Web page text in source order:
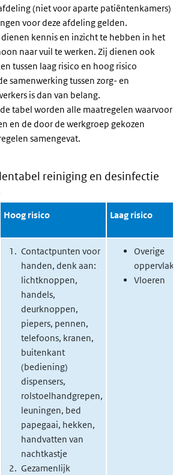
(niet voor aparte patiëntenkamers)
voor deze afdeling gelden.
kennis en inzicht te hebben in het
naar vuil te werken. Zij dienen ook
tussen laag risico en hoog risico
samenwerking tussen zorg- en
is dan van belang.
worden alle maatregelen waarvoor
en de door de werkgroep gekozen
samengevat.
reiniging en desinfectie
Hoog risico Laag risico
Contactpunten voor
handen, denk aan:
lichtknoppen,
handels,
deurknoppen,
piepers, pennen,
telefoons, kranen,
buitenkant
(bediening)
dispensers,
rolstoelhandgrepen,
leuningen, bed
papegaai, hekken,
handvatten van
nachtkastje
Gezamenlijk
Overige
Vloeren